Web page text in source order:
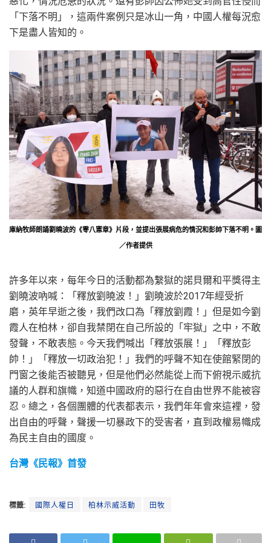
「下落不明」，這兩件案例只是冰山一角，中國人權每況愈
下是盡人皆知的。
庫納牧師朗誦劉曉波的《零八憲章》片段，並提出張展病危的情況和彭帥下落不明。圖
／作者提供
許多年以來，每年今日的活動都為繫獄的諾貝爾和平獎得主
劉曉波吶喊：「釋放劉曉波！」劉曉波於2017年經受折
磨，英年早逝之後，我們改口為「釋放劉霞！」但是如今劉
霞人在柏林，卻自我禁閉在自己所設的「牢獄」之中，不敢
發聲，不敢表態。今天我們喊出「釋放張展！」「釋放彭
帥！」「釋放一切政治犯！」我們的呼聲不知在使館緊閉的
門窗之後能否被聽見，但是他們必然能從上而下俯視示威抗
議的人群和旗幟，知道中國政府的惡行在自由世界不能被容
忍。總之，各個團體的代表都表示，我們年年會來這裡，發
出自由的呼聲，聲援一切暴政下的受害者，直到政權易幟成
為民主自由的國度。
台灣《民報》首發
標籤: 國際人權日 柏林示威活動 田牧